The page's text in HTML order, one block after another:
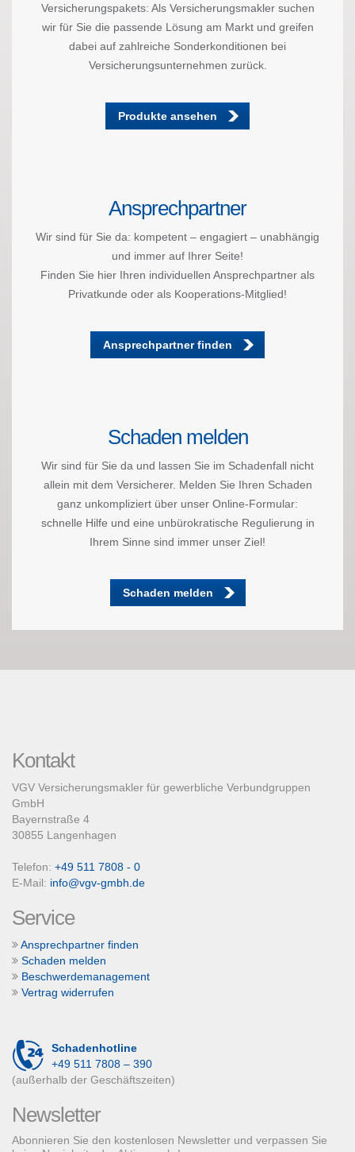
Versicherungspakets: Als Versicherungsmakler suchen
wir für Sie die passende Lösung am Markt und greifen
dabei auf zahlreiche Sonderkonditionen bei
Versicherungsunternehmen zurück.
Produkte ansehen
Ansprechpartner
Wir sind für Sie da: kompetent – engagiert – unabhängig
und immer auf Ihrer Seite!
Finden Sie hier Ihren individuellen Ansprechpartner als
Privatkunde oder als Kooperations-Mitglied!
Ansprechpartner finden
Schaden melden
Wir sind für Sie da und lassen Sie im Schadenfall nicht
allein mit dem Versicherer. Melden Sie Ihren Schaden
ganz unkompliziert über unser Online-Formular:
schnelle Hilfe und eine unbürokratische Regulierung in
Ihrem Sinne sind immer unser Ziel!
Schaden melden
Kontakt
VGV Versicherungsmakler für gewerbliche Verbundgruppen
GmbH
Bayernstraße 4
30855 Langenhagen
Telefon: +49 511 7808 - 0
E-Mail: info@vgv-gmbh.de
Service
Ansprechpartner finden
Schaden melden
Beschwerdemanagement
Vertrag widerrufen
Schadenhotline
+49 511 7808 – 390
(außerhalb der Geschäftszeiten)
Newsletter
Abonnieren Sie den kostenlosen Newsletter und verpassen Sie